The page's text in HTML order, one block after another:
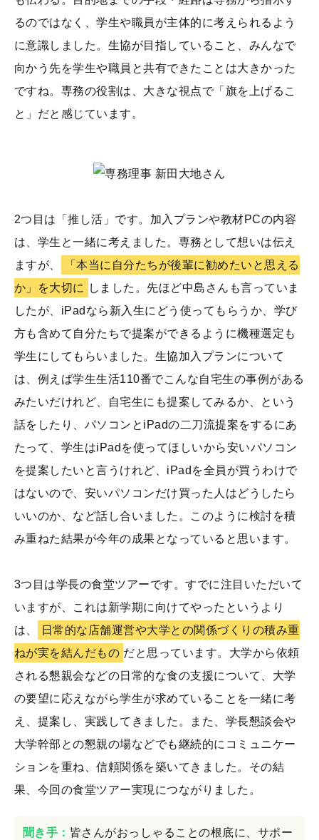
るのではなく、学生や職員が主体的に考えられるよう
に意識しました。生協が目指していること、みんなで
向かう先を学生や職員と共有できたことは大きかった
ですね。専務の役割は、大きな視点で「旗を上げるこ
と」だと感じています。
2つ目は「推し活」です。加入プランや教材PCの内容
は、学生と一緒に考えました。専務として想いは伝え
ますが、
「本当に自分たちが後輩に勧めたいと思える
か」を大切に
しました。先ほど中島さんも言っていま
したが、iPadなら新入生にどう使ってもらうか、学び
方も含めて自分たちで提案ができるように機種選定も
学生にしてもらいました。生協加入プランについて
は、例えば学生生活110番でこんな自宅生の事例がある
みたいだけれど、自宅生にも提案してみるか、という
話をしたり、パソコンとiPadの二刀流提案をするにあ
たって、学生はiPadを使ってほしいから安いパソコン
を提案したいと言うけれど、iPadを全員が買うわけで
はないので、安いパソコンだけ買った人はどうしたら
いいのか、など話し合いました。このように検討を積
み重ねた結果が今年の成果となっていると思います。
3つ目は学長の食堂ツアーです。すでに注目いただいて
いますが、これは新学期に向けてやったというより
は、
日常的な店舗運営や大学との関係づくりの積み重
ねが実を結んだもの だと思っています。大学から依頼
される懇親会などの日常的な食の支援について、大学
の要望に応えながら学生が求めていることを一緒に考
え、提案し、実践してきました。また、学長懇談会や
大学幹部との懇親の場などでも継続的にコミュニケー
ションを重ね、信頼関係を築いてきました。その結
果、今回の食堂ツアー実現につながりました。
聞き手： 皆さんがおっしゃることの根底に、サポー